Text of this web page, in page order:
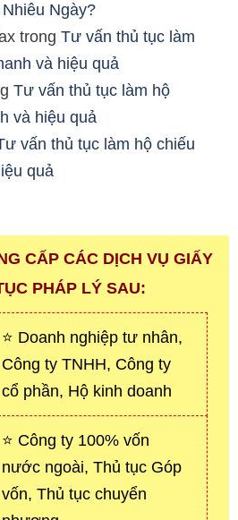
Ngày?
trong Tư vấn thủ tục làm
và hiệu quả
Tư vấn thủ tục làm hộ
và hiệu quả
vấn thủ tục làm hộ chiếu
quả
CẤP CÁC DỊCH VỤ GIẤY
PHÁP LÝ SAU:
⭐ Doanh nghiệp tư nhân,
Công ty TNHH, Công ty
cổ phần, Hộ kinh doanh
⭐ Công ty 100% vốn
nước ngoài, Thủ tục Góp
vốn, Thủ tục chuyển